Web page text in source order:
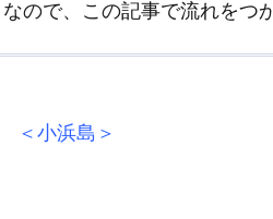
ので、この記事で流れをつ
＜小浜島＞